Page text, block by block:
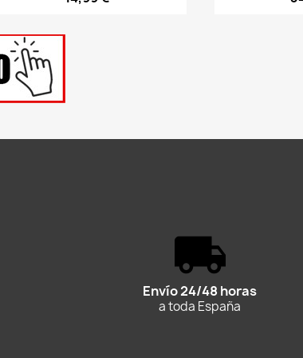
Envío 24/48 horas
a toda España